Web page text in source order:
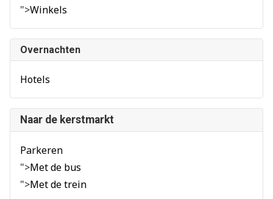
">Winkels
Overnachten
Hotels
Naar de kerstmarkt
Parkeren
">Met de bus
">Met de trein